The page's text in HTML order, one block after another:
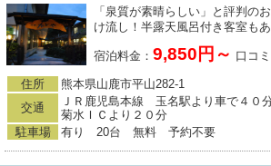
「泉質が素晴らしい」と評判の
け流し！半露天風呂付き客室も
宿泊料金： 9,850円～ 口コミ
住所
熊本県山鹿市平山282-1
交通
ＪＲ鹿児島本線 玉名駅より車で４０
菊水ＩＣより２０分
駐車場
有り 20台 無料 予約不要